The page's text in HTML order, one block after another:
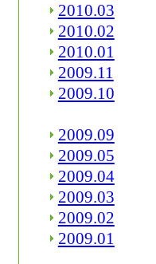
2010.03
2010.02
2010.01
2009.11
2009.10
2009.09
2009.05
2009.04
2009.03
2009.02
2009.01